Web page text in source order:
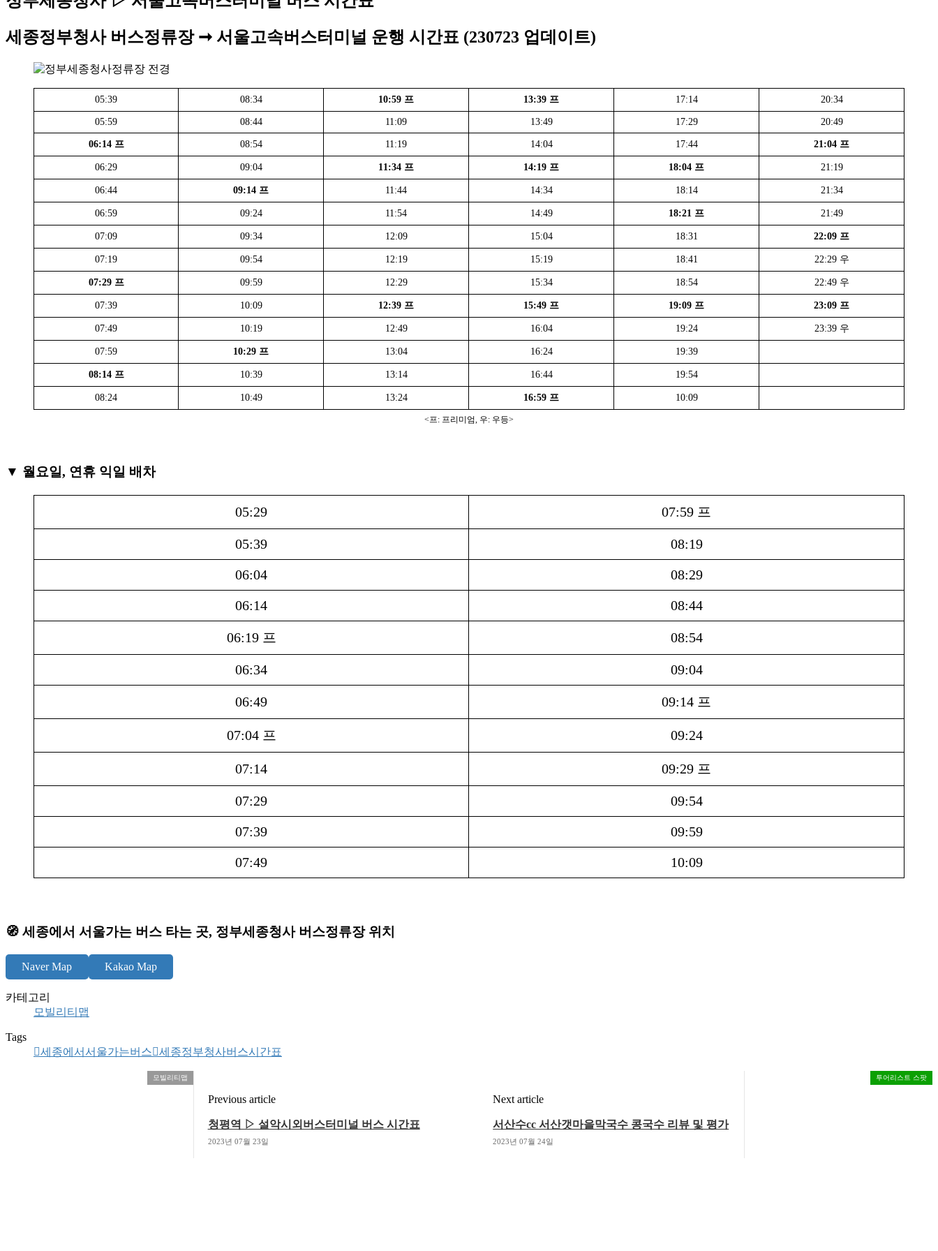
세종정부청사 버스정류장 ➞ 서울고속버스터미널 운행 시간표 (230723 업데이트)
05:39 08:34 10:59 프 13:39 프 17:14 20:34
05:59 08:44 11:09 13:49 17:29 20:49
06:14 프 08:54 11:19 14:04 17:44 21:04 프
06:29 09:04 11:34 프 14:19 프 18:04 프 21:19
06:44 09:14 프 11:44 14:34 18:14 21:34
06:59 09:24 11:54 14:49 18:21 프 21:49
07:09 09:34 12:09 15:04 18:31 22:09 프
07:19 09:54 12:19 15:19 18:41 22:29 우
07:29 프 09:59 12:29 15:34 18:54 22:49 우
07:39 10:09 12:39 프 15:49 프 19:09 프 23:09 프
07:49 10:19 12:49 16:04 19:24 23:39 우
07:59 10:29 프 13:04 16:24 19:39
08:14 프 10:39 13:14 16:44 19:54
08:24 10:49 13:24 16:59 프 10:09
<프: 프리미엄, 우: 우등>
▼ 월요일, 연휴 익일 배차
05:29 07:59 프
05:39
08:19
06:04
08:29
06:14
08:44
06:19 프 08:54
06:34 09:04
06:49 09:14 프
07:04 프 09:24
07:14 09:29 프
07:29
09:54
07:39
09:59
07:49
10:09
🧭 세종에서 서울가는 버스 타는 곳, 정부세종청사 버스정류장 위치
Naver Map Kakao Map
카테고리
모빌리티맵
Tags
세종에서서울가는버스
세종정부청사버스시간표
모빌리티맵
Previous article
청평역 ▷ 설악시외버스터미널 버스 시간표
2023년 07월 23일
투어리스트 스팟
Next article
서산수cc 서산갯마을막국수 콩국수 리뷰 및 평가
2023년 07월 24일